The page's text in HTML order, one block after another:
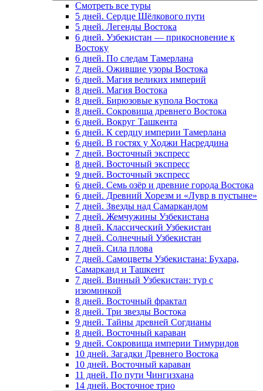
Смотреть все туры
5 дней. Сердце Шёлкового пути
5 дней. Легенды Востока
6 дней. Узбекистан — прикосновение к
Востоку
6 дней. По следам Тамерлана
7 дней. Ожившие узоры Востока
6 дней. Магия великих империй
8 дней. Магия Востока
8 дней. Бирюзовые купола Востока
8 дней. Сокровища древнего Востока
6 дней. Вокруг Ташкента
6 дней. К сердцу империи Тамерлана
6 дней. В гостях у Ходжи Насреддина
7 дней. Восточный экспресс
8 дней. Восточный экспресс
9 дней. Восточный экспресс
6 дней. Семь озёр и древние города Востока
6 дней. Древний Хорезм и «Лувр в пустыне»
7 дней. Звезды над Самаркандом
7 дней. Жемчужины Узбекистана
8 дней. Классический Узбекистан
7 дней. Солнечный Узбекистан
7 дней. Сила плова
7 дней. Самоцветы Узбекистана: Бухара,
Самарканд и Ташкент
7 дней. Винный Узбекистан: тур с
изюминкой
8 дней. Восточный фрактал
8 дней. Три звезды Востока
9 дней. Тайны древней Согдианы
8 дней. Восточный караван
9 дней. Сокровища империи Тимуридов
10 дней. Загадки Древнего Востока
10 дней. Восточный караван
11 дней. По пути Чингизхана
14 дней. Восточное трио